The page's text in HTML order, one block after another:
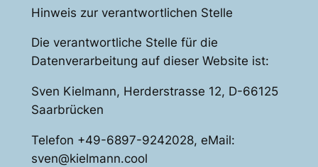
Hinweis zur verantwortlichen Stelle
Die verantwortliche Stelle für die
Datenverarbeitung auf dieser Website ist:
Sven Kielmann, Herderstrasse 12, D-66125
Saarbrücken
Telefon +49-6897-9242028, eMail:
sven@kielmann.cool